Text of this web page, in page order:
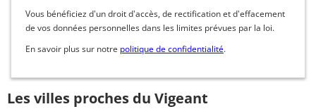
Vous bénéficiez d'un droit d'accès, de rectification et d'effacement
de vos données personnelles dans les limites prévues par la loi.
En savoir plus sur notre politique de confidentialité.
Les villes proches du Vigeant